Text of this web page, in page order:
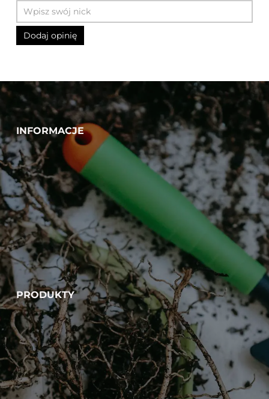
INFORMACJE
PRODUKTY